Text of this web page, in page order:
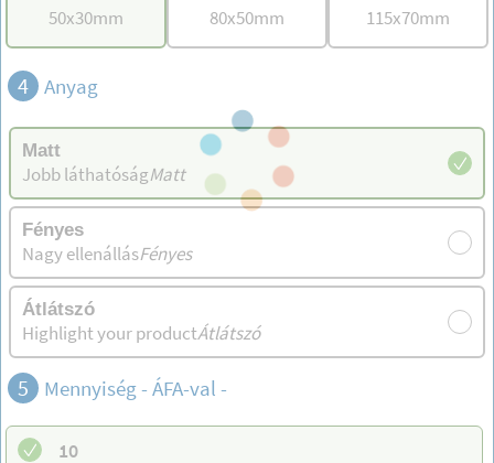
50x30mm 80x50mm 115x70mm
4 Anyag
Matt
Jobb láthatóságMatt
Fényes
Nagy ellenállásFényes
Átlátszó
Highlight your productÁtlátszó
5 Mennyiség - ÁFA-val -
10